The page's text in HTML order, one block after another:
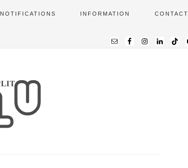
NOTIFICATIONS INFORMATION CONTACT